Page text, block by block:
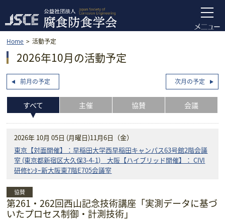
Home 活動予定
2026年10月の活動予定
前月の予定 次月の予定
すべて 主催 協賛 会議
2026年 10月 05日 (月曜日)11月6日（金）
東京【対面開催】：早稲田大学西早稲田キャンパス63号館2階会議
室 (東京都新宿区大久保3-4-1) 大阪【ハイブリッド開催】： CIVI
研修ｾﾝﾀｰ新大阪東7階E705会議室
協賛
第261・262回西山記念技術講座「実測データに基づ
いたプロセス制御・計測技術」